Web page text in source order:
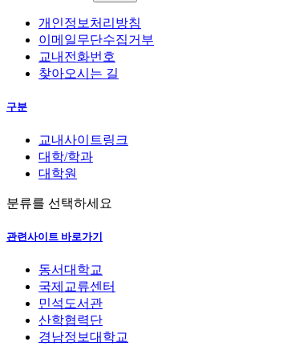
개인정보처리방침
이메일무단수집거부
교내전화번호
찾아오시는 길
구분
교내사이트링크
대학/학과
대학원
분류를 선택하세요
관련사이트 바로가기
동서대학교
국제교류센터
민석도서관
산학협력단
경남정보대학교